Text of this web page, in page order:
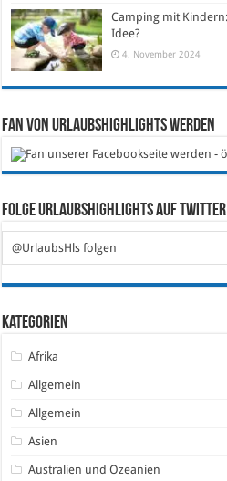
Camping mit
Idee?
4. November 2024
Fan von Urlaubshighlights werden
Folge Urlaubshighlights auf Twitter
@UrlaubsHls folgen
Kategorien
Afrika
Allgemein
Allgemein
Asien
Australien und Ozeanien